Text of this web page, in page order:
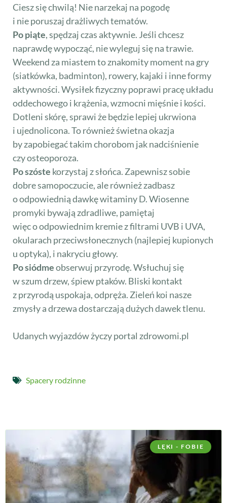
Ciesz się chwilą! Nie narzekaj na pogodę
i nie poruszaj drażliwych tematów.
Po piąte, spędzaj czas aktywnie. Jeśli chcesz
naprawdę wypocząć, nie wyleguj się na trawie.
Weekend za miastem to znakomity moment na gry
(siatkówka, badminton), rowery, kajaki i inne formy
aktywności. Wysiłek fizyczny poprawi pracę układu
oddechowego i krążenia, wzmocni mięśnie i kości.
Dotleni skórę, sprawi że będzie lepiej ukrwiona
i ujednolicona. To również świetna okazja
by zapobiegać takim chorobom jak nadciśnienie
czy osteoporoza.
Po szóste korzystaj z słońca. Zapewnisz sobie
dobre samopoczucie, ale również zadbasz
o odpowiednią dawkę witaminy D. Wiosenne
promyki bywają zdradliwe, pamiętaj
więc o odpowiednim kremie z filtrami UVB i UVA,
okularach przeciwsłonecznych (najlepiej kupionych
u optyka), i nakryciu głowy.
Po siódmeobserwuj przyrodę. Wsłuchuj się
w szum drzew, śpiew ptaków. Bliski kontakt
z przyrodą uspokaja, odpręża. Zieleń koi nasze
zmysły a drzewa dostarczają dużych dawek tlenu.
Udanych wyjazdów życzy portal zdrowomi.pl
Spacery rodzinne
LĘKI - FOBIE